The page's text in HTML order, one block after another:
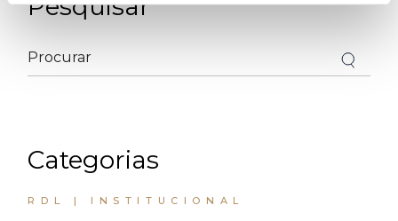
Pesquisar
Categorias
RDL | INSTITUCIONAL